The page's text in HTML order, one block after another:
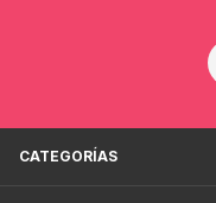
CATEGORÍAS